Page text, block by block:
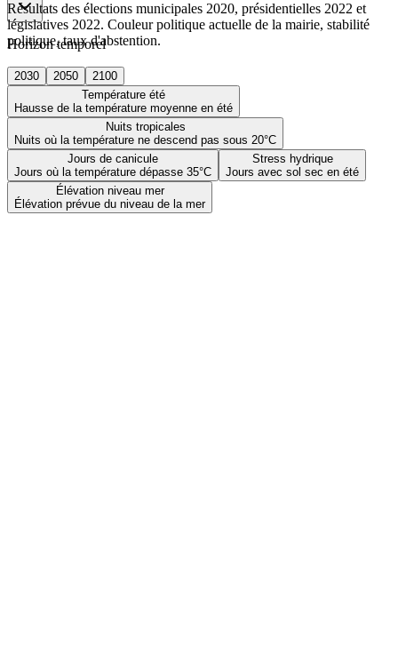
Horizon temporel
2030 2050
2100
Température été
Hausse de la température moyenne en été
Nuits tropicales
Nuits où la température ne descend pas sous 20°C
Jours de canicule
Jours où la température dépasse 35°C
Stress hydrique
Jours avec sol sec en été
Élévation niveau mer
Élévation prévue du niveau de la mer
Résultats des élections municipales 2020, présidentielles 2022 et
législatives 2022. Couleur politique actuelle de la mairie, stabilité
politique, taux d'abstention.